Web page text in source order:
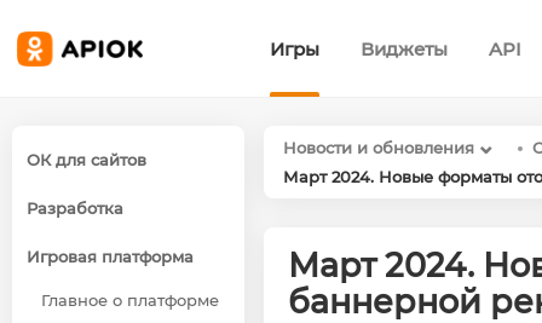
Игры Виджеты API
ОК для сайтов
Разработка
Игровая платформа
Главное о платформе
Новости и обновления
Март 2024. Новые форматы
Март 2024.
баннерной